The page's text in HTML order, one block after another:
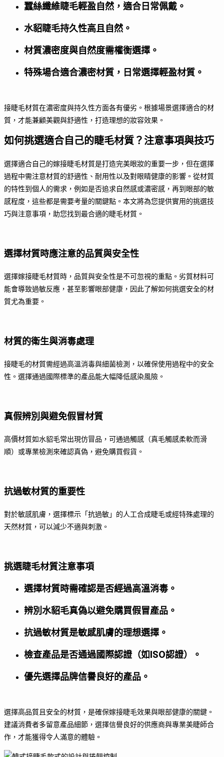
蠶絲纖維睫毛輕盈自然，適合日常佩戴。
水貂睫毛持久性高且自然。
材質濃密度與自然度需權衡選擇。
特殊場合適合濃密材質，日常選擇輕盈材質。
接睫毛材質在濃密度與持久性方面各有優劣。根據場景選擇適合的材
質，才能兼顧美觀與舒適性，打造理想的妝容效果。
如何挑選適合自己的睫毛材質？注意事項與技巧
選擇適合自己的嫁接睫毛材質是打造完美眼妝的重要一步，但在選擇
過程中需注意材質的舒適性、耐用性以及對眼睛健康的影響。從材質
的特性到個人的需求，例如是否追求自然感或濃密感，再到眼部的敏
感程度，這些都是需要考量的關鍵點。本文將為您提供實用的挑選技
巧與注意事項，助您找到最合適的睫毛材質。
選擇材質時應注意的品質與安全性
選擇嫁接睫毛材質時，品質與安全性是不可忽視的重點。劣質材料可
能會導致過敏反應，甚至影響眼部健康，因此了解如何挑選安全的材
質尤為重要。
材質的衛生與消毒處理
接睫毛的材質需經過高溫消毒與細菌檢測，以確保使用過程中的安全
性。選擇通過國際標準的產品能大幅降低感染風險。
真假辨別與避免假冒材質
高價材質如水貂毛常出現仿冒品，可通過觸感（真毛觸感柔軟而滑
順）或專業檢測來確認真偽，避免購買假貨。
抗過敏材質的重要性
對於敏感肌膚，選擇標示「抗過敏」的人工合成睫毛或經特殊處理的
天然材質，可以減少不適與刺激。
挑選睫毛材質注意事項
選擇材質時需確認是否經過高溫消毒。
辨別水貂毛真偽以避免購買假冒產品。
抗過敏材質是敏感肌膚的理想選擇。
檢查產品是否通過國際認證（如ISO認證）。
優先選擇品牌信譽良好的產品。
選擇高品質且安全的材質，是確保嫁接睫毛效果與眼部健康的關鍵。
建議消費者多留意產品細節，選擇信譽良好的供應商與專業美睫師合
作，才能獲得令人滿意的體驗。